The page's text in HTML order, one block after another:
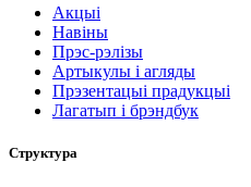
Акцыі
Навіны
Прэс-рэлізы
Артыкулы і агляды
Прэзентацыі прадукцыі
Лагатып і брэндбук
Структура